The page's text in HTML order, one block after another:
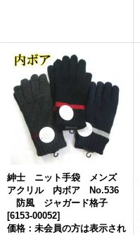
紳士 ニット手袋 メンズ
アクリル 内ボア No.536
防風 ジャガード格子
[6153-00052]
価格：未会員の方は表示され